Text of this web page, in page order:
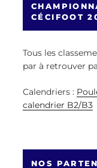
CÉCIFOOT
Tous les
par à retrouver
Calendriers :
calendrier B2/B3
NOS